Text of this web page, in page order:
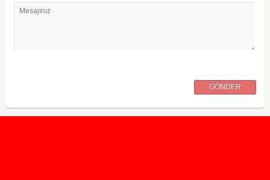
Mesajınız
GÖNDER